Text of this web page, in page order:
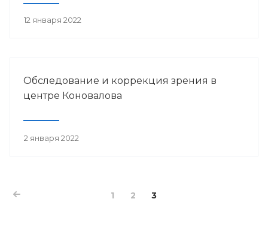
12 января 2022
Обследование и коррекция зрения в
центре Коновалова
2 января 2022
1 2 3